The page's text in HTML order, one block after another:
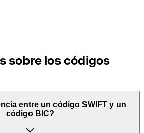
sobre los códigos
entre un código SWIFT y un
código BIC?